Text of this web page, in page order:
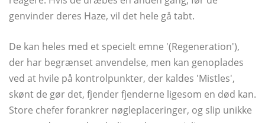
genvinder deres Haze, vil det hele gå tabt.
De kan heles med et specielt emne '(Regeneration'),
der har begrænset anvendelse, men kan genoplades
ved at hvile på kontrolpunkter, der kaldes 'Mistles',
skønt de gør det, fjender fjenderne ligesom en død kan.
Store chefer forankrer nøgleplaceringer, og slip unikke